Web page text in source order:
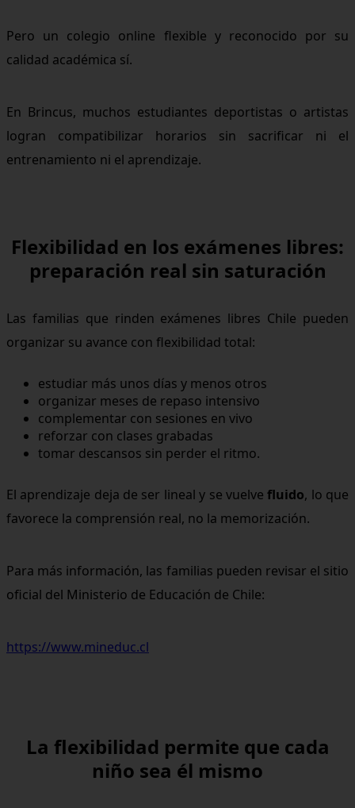
Pero un colegio online flexible y reconocido por su
calidad académica sí.
En Brincus, muchos estudiantes deportistas o artistas
logran compatibilizar horarios sin sacrificar ni el
entrenamiento ni el aprendizaje.
Flexibilidad en los exámenes libres:
preparación real sin saturación
Las familias que rinden exámenes libres Chile pueden
organizar su avance con flexibilidad total:
estudiar más unos días y menos otros
organizar meses de repaso intensivo
complementar con sesiones en vivo
reforzar con clases grabadas
tomar descansos sin perder el ritmo.
El aprendizaje deja de ser lineal y se vuelvefluido, lo que
favorece la comprensión real, no la memorización.
Para más información, las familias pueden revisar el sitio
oficial del Ministerio de Educación de Chile:
https://www.mineduc.cl
La flexibilidad permite que cada
niño sea él mismo